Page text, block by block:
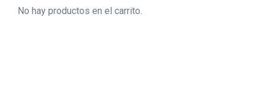
No hay productos en el carrito.